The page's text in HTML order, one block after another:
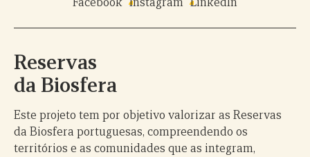
Reservas
da Biosfera
Este projeto tem por objetivo valorizar as Reservas
da Biosfera portuguesas, compreendendo os
territórios e as comunidades que as integram,